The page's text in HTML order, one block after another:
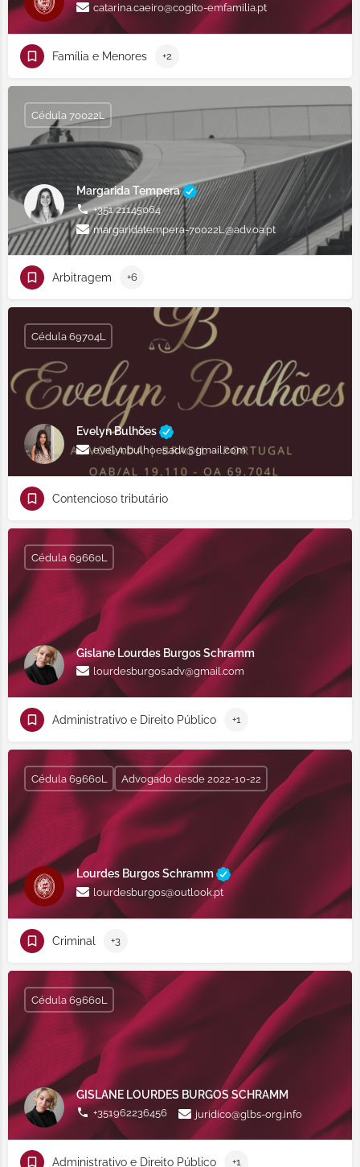
catarina.caeiro@cogito-emfamilia.pt
Família e Menores +2
Margarida Tempera
+351 21145064
margaridatempera-70022L@adv.oa.pt
Cédula 70022L
Arbitragem +6
Evelyn Bulhões
evelynbulhoes.adv@gmail.com
Cédula 69704L
Contencioso tributário
Gislane Lourdes Burgos Schramm
lourdesburgos.adv@gmail.com
Cédula 69660L
Administrativo e Direito Público +1
Lourdes Burgos Schramm
lourdesburgos@outlook.pt
Cédula 69660L Advogado desde 2022-10-22
Criminal +3
GISLANE LOURDES BURGOS SCHRAMM
+351962236456 juridico@glbs-org.info
Cédula 69660L
Administrativo e Direito Público +1